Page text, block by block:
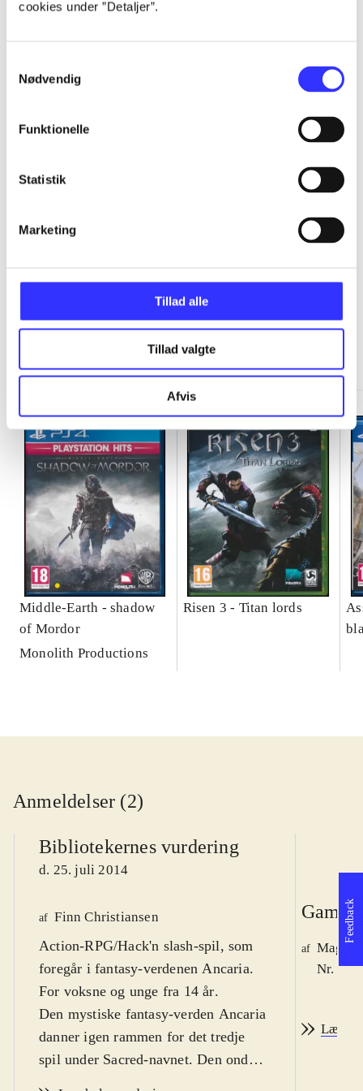
cookies under ”Detaljer”.
Nødvendig
Funktionelle
Statistik
Marketing
Tillad alle
Tillad valgte
Afvis
...
...
...
Middle-Earth - shadow
of Mordor
Monolith Productions
Risen 3 - Titan lords
Anmeldelser (2)
Bibliotekernes vurdering
d. 25. juli 2014
af Finn Christiansen
Action-RPG/Hack'n slash-spil, som
foregår i fantasy-verdenen Ancaria.
For voksne og unge fra 14 år.
Den mystiske fantasy-verden Ancaria
danner igen rammen for det tredje
spil under Sacred-navnet. Den onde
Game
af
Nr.
Læs
Feedback